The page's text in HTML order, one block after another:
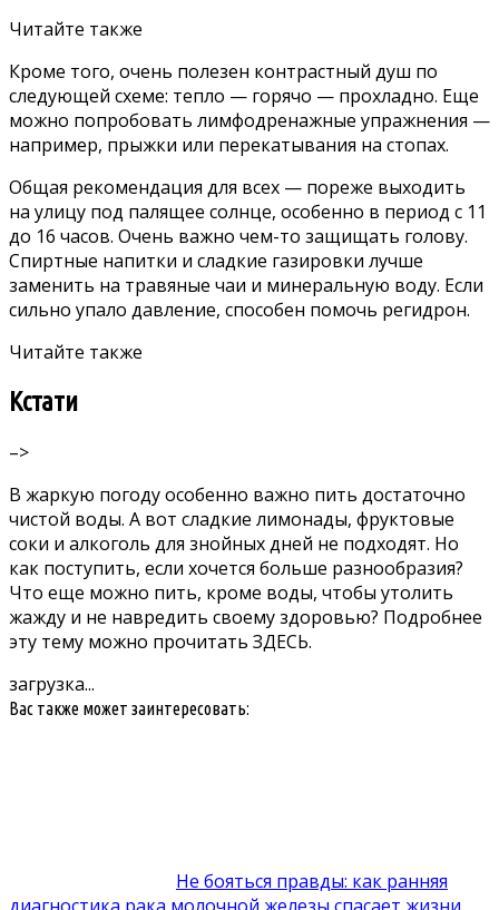
Читайте также
Кроме того, очень полезен контрастный душ по
следующей схеме: тепло — горячо — прохладно. Еще
можно попробовать лимфодренажные упражнения —
например, прыжки или перекатывания на стопах.
Общая рекомендация для всех — пореже выходить
на улицу под палящее солнце, особенно в период с 11
до 16 часов. Очень важно чем-то защищать голову.
Спиртные напитки и сладкие газировки лучше
заменить на травяные чаи и минеральную воду. Если
сильно упало давление, способен помочь регидрон.
Читайте также
Кстати
–>
В жаркую погоду особенно важно пить достаточно
чистой воды. А вот сладкие лимонады, фруктовые
соки и алкоголь для знойных дней не подходят. Но
как поступить, если хочется больше разнообразия?
Что еще можно пить, кроме воды, чтобы утолить
жажду и не навредить своему здоровью? Подробнее
эту тему можно прочитать ЗДЕСЬ.
загрузка...
Вас также может заинтересовать:
Не бояться правды: как ранняя